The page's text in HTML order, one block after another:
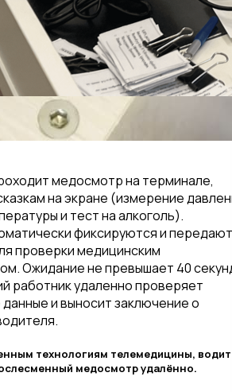
медосмотр на терминале,
на экране (измерение
и тест на алкоголь).
фиксируются и
проверки медицинским
Ожидание не превышает 40
работник удаленно проверяет
и выносит заключение о
технологиям телемедицины,
медосмотр удалённо.